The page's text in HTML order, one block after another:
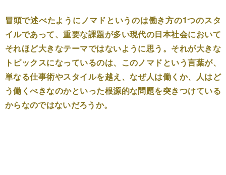
冒頭で述べたようにノマドというのは働き方の1つのスタ
イルであって、重要な課題が多い現代の日本社会において
それほど大きなテーマではないように思う。それが大きな
トピックスになっているのは、このノマドという言葉が、
単なる仕事術やスタイルを越え、なぜ人は働くか、人はど
う働くべきなのかといった根源的な問題を突きつけている
からなのではないだろうか。